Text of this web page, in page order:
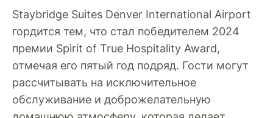
Staybridge Suites Denver International Airport
гордится тем, что стал победителем 2024
премии Spirit of True Hospitality Award,
отмечая его пятый год подряд. Гости могут
рассчитывать на исключительное
обслуживание и доброжелательную